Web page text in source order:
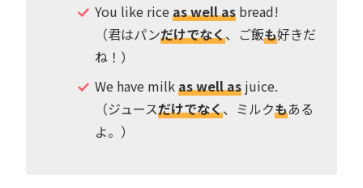
You like riceas well asbread!
（君はパンだけでなく、ご飯も好きだ
ね！）
We have milkas well asjuice.
（ジュースだけでなく、ミルクもある
よ。）